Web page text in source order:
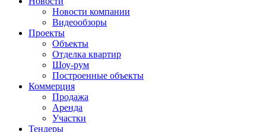
Новости компании
Видеообзоры
Проекты
Объекты
Отделка квартир
Шоу-рум
Построенные объекты
Коммерция
Продажа
Аренда
Участки
Тендеры